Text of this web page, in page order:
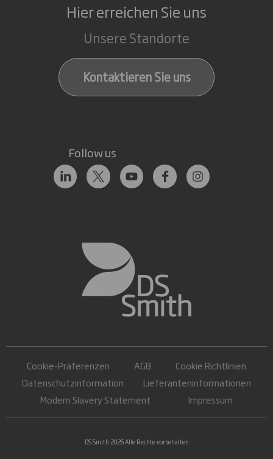
Hier erreichen Sie uns
Unsere Standorte
Kontaktieren Sie uns
Follow us
Cookie-Präferenzen AGB
Cookie Richtlinien
Datenschutzinformation
Lieferanteninformationen
Modern Slavery Statement
Impressum
DS Smith 2026 Alle Rechte vorbehalten